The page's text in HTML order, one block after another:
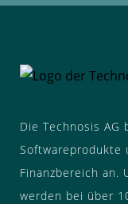
Die Technosis
Softwareprodukte
Finanzbereich an.
werden bei über